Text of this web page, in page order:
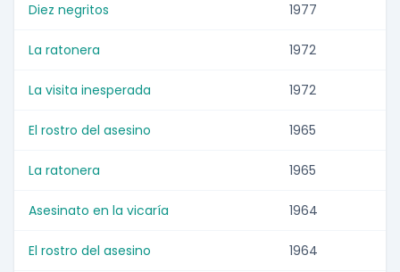
Diez negritos 1977
La ratonera 1972
La visita inesperada 1972
El rostro del asesino 1965
La ratonera 1965
Asesinato en la vicaría 1964
El rostro del asesino 1964